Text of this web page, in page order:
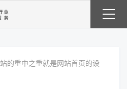
的重中之重就是网站首页的设